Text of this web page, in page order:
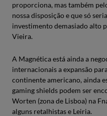
proporciona, mas também
nossa disposição e que só
investimento demasiado alto
Vieira.
A Magnética está ainda a
internacionais a expansão
continente americano, ainda
gaming shields podem ser
Worten (zona de Lisboa) na
alguns retalhistas e Leiria.